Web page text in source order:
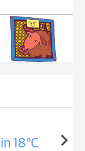
max